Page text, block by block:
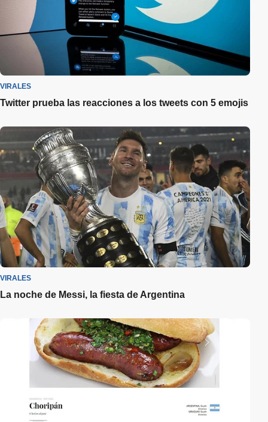
VIRALES
Twitter prueba las reacciones a los tweets con 5 emojis
VIRALES
La noche de Messi, la fiesta de Argentina